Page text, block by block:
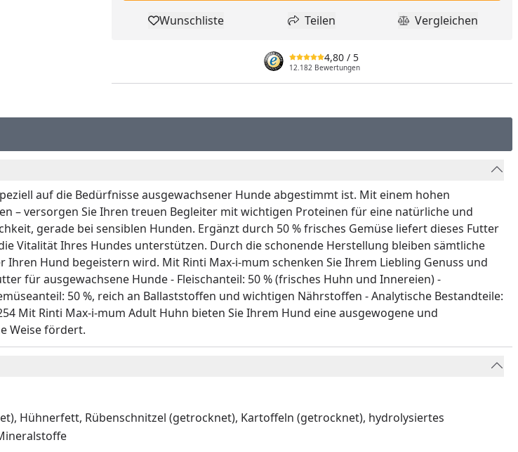
Produkt zur Wunschliste hinzufügen
Wunschliste Teilen
Teilen Produkt
Vergleichen
4,80 / 5
12.182 Bewertungen
auf die Bedürfnisse ausgewachsener Hunde abgestimmt ist. Mit einem hohen
– versorgen Sie Ihren treuen Begleiter mit wichtigen Proteinen für eine natürliche und
gerade bei sensiblen Hunden. Ergänzt durch 50 % frisches Gemüse liefert dieses Futter
Vitalität Ihres Hundes unterstützen. Durch die schonende Herstellung bleiben sämtliche
Hund begeistern wird. Mit Rinti Max-i-mum schenken Sie Ihrem Liebling Genuss und
für ausgewachsene Hunde - Fleischanteil: 50 % (frisches Huhn und Innereien) -
50 %, reich an Ballaststoffen und wichtigen Nährstoffen - Analytische Bestandteile:
Mit Rinti Max-i-mum Adult Huhn bieten Sie Ihrem Hund eine ausgewogene und
Weise fördert.
Hühnerfett, Rübenschnitzel (getrocknet), Kartoffeln (getrocknet), hydrolysiertes